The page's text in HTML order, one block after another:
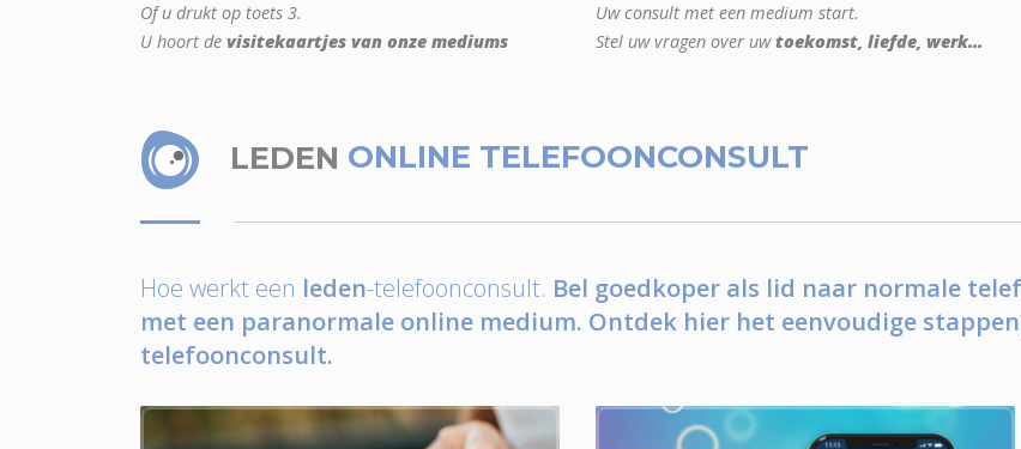
Of u drukt op toets 3.
U hoort de visitekaartjes van onze mediums
Uw consult met een medium start.
Stel uw vragen over uwtoekomst, liefde, werk...
LEDEN ONLINE TELEFOONCONSULT
Hoe werkt een leden-telefoonconsult. Bel goedkoper als lid naar normale
met een paranormale online medium. Ontdek hier het eenvoudige
telefoonconsult.